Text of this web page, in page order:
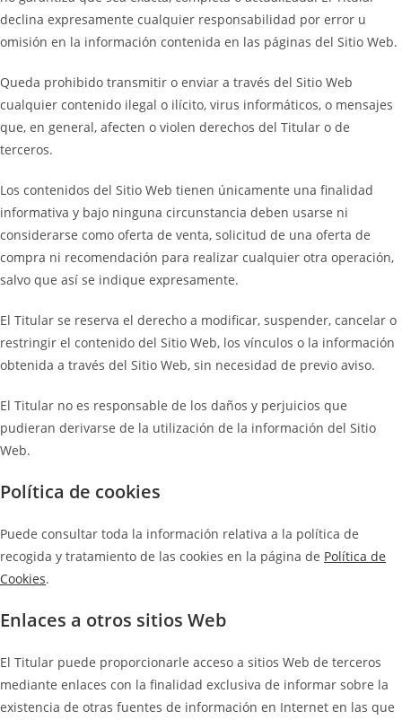
declina expresamente cualquier responsabilidad por error u
omisión en la información contenida en las páginas del Sitio Web.
Queda prohibido transmitir o enviar a través del Sitio Web
cualquier contenido ilegal o ilícito, virus informáticos, o mensajes
que, en general, afecten o violen derechos del Titular o de
terceros.
Los contenidos del Sitio Web tienen únicamente una finalidad
informativa y bajo ninguna circunstancia deben usarse ni
considerarse como oferta de venta, solicitud de una oferta de
compra ni recomendación para realizar cualquier otra operación,
salvo que así se indique expresamente.
El Titular se reserva el derecho a modificar, suspender, cancelar o
restringir el contenido del Sitio Web, los vínculos o la información
obtenida a través del Sitio Web, sin necesidad de previo aviso.
El Titular no es responsable de los daños y perjuicios que
pudieran derivarse de la utilización de la información del Sitio
Web.
Política de cookies
Puede consultar toda la información relativa a la política de
recogida y tratamiento de las cookies en la página de Política de
Cookies.
Enlaces a otros sitios Web
El Titular puede proporcionarle acceso a sitios Web de terceros
mediante enlaces con la finalidad exclusiva de informar sobre la
existencia de otras fuentes de información en Internet en las que